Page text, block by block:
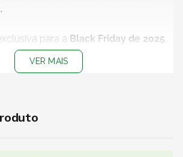
para a Black Friday de 2025,
continua contando com a qualidade
e com ainda mais personalidade!
é limitado e você não pode
VER MAIS